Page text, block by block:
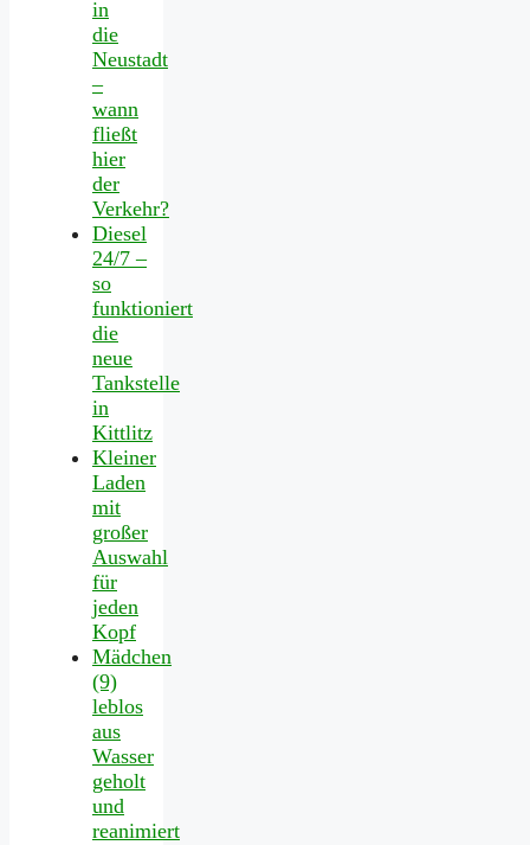
in
die
Neustadt
–
wann
fließt
hier
der
Verkehr?
Diesel
24/7 –
so
funktioniert
die
neue
Tankstelle
in
Kittlitz
Kleiner
Laden
mit
großer
Auswahl
für
jeden
Kopf
Mädchen
(9)
leblos
aus
Wasser
geholt
und
reanimiert